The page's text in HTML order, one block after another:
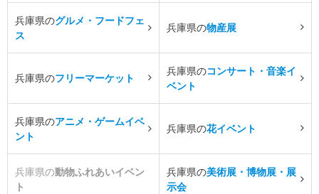
兵庫県のグルメ・フードフェ
ス
兵庫県の物産展
兵庫県のフリーマーケット
兵庫県のコンサート・音楽イ
ベント
兵庫県のアニメ・ゲームイベ
ント
兵庫県の花イベント
兵庫県の動物ふれあいイベン
ト
兵庫県の美術展・博物展・展
示会